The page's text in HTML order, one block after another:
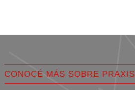
CONOCÉ MÁS SOBRE PRAXIS